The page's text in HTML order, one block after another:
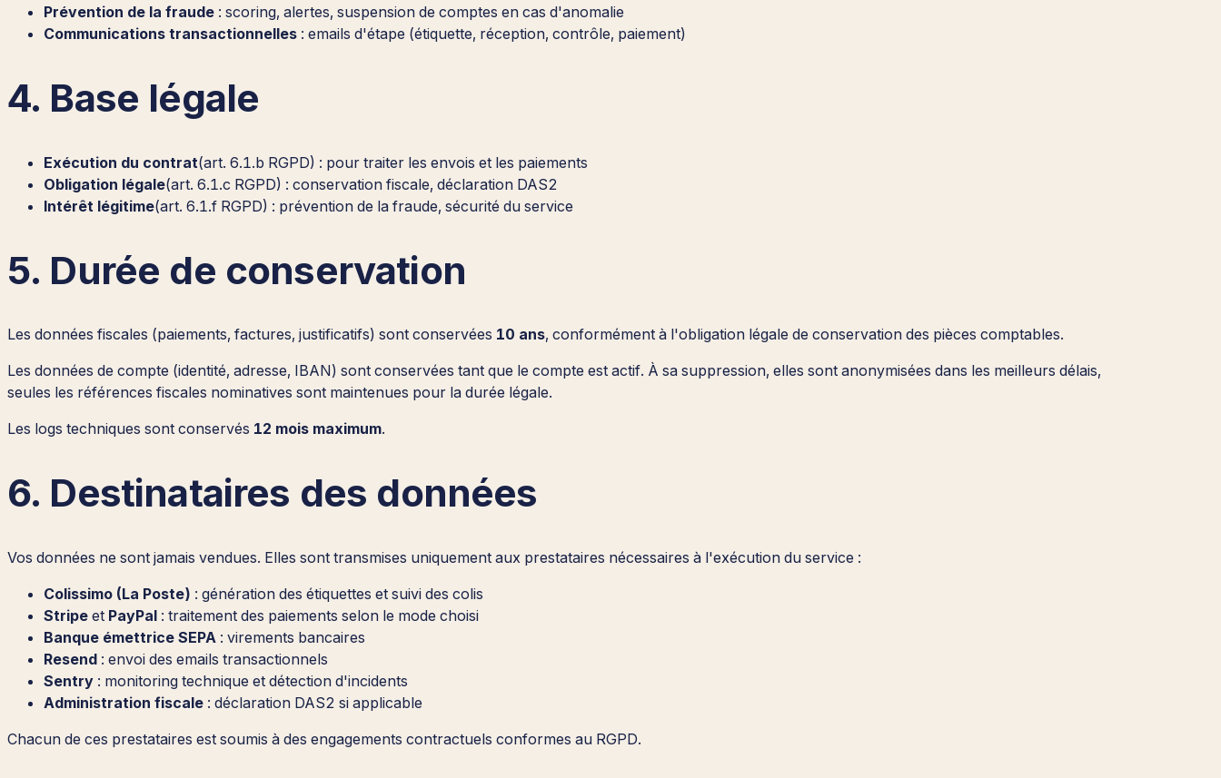
Prévention de la fraude : scoring, alertes, suspension de comptes en cas d'anomalie
Communications transactionnelles : emails d'étape (étiquette, réception, contrôle, paiement)
4. Base légale
Exécution du contrat(art. 6.1.b RGPD) : pour traiter les envois et les paiements
Obligation légale(art. 6.1.c RGPD) : conservation fiscale, déclaration DAS2
Intérêt légitime(art. 6.1.f RGPD) : prévention de la fraude, sécurité du service
5. Durée de conservation
Les données fiscales (paiements, factures, justificatifs) sont conservées 10 ans, conformément à l'obligation légale de conservation des pièces comptables.
Les données de compte (identité, adresse, IBAN) sont conservées tant que le compte est actif. À sa suppression, elles sont anonymisées dans les meilleurs délais,
seules les références fiscales nominatives sont maintenues pour la durée légale.
Les logs techniques sont conservés 12 mois maximum.
6. Destinataires des données
Vos données ne sont jamais vendues. Elles sont transmises uniquement aux prestataires nécessaires à l'exécution du service :
Colissimo (La Poste) : génération des étiquettes et suivi des colis
Stripe et PayPal : traitement des paiements selon le mode choisi
Banque émettrice SEPA : virements bancaires
Resend : envoi des emails transactionnels
Sentry : monitoring technique et détection d'incidents
Administration fiscale : déclaration DAS2 si applicable
Chacun de ces prestataires est soumis à des engagements contractuels conformes au RGPD.